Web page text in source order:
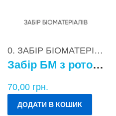
0. ЗАБІР БІОМАТЕРІАЛІВ
Забір БМ з ротоглотки
70,00 грн.
ДОДАТИ В КОШИК